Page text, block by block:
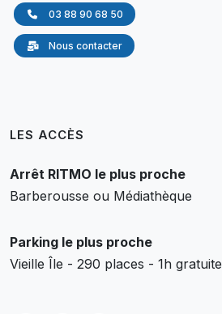
03 88 90 68 50
Nous contacter
LES ACCÈS
Arrêt RITMO le plus proche
Barberousse ou Médiathèque
Parking le plus proche
Vieille Île - 290 places - 1h gratuite